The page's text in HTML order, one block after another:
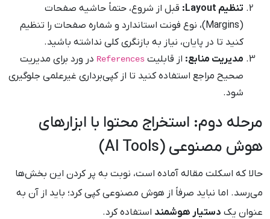
تنظیم Layout:
قبل از شروع، حتماً حاشیه صفحات
(Margins)، نوع فونت استاندارد و شماره صفحات را تنظیم
کنید تا در پایان، نیاز به بازنگری کلی نداشته باشید.
مدیریت منابع: از قابلیت References در ورد برای مدیریت
صحیح مراجع استفاده کنید تا از کپی‌برداری غیرعلمی جلوگیری
شود.
مرحله دوم: استخراج محتوا با ابزارهای
هوش مصنوعی (AI Tools)
حالا که اسکلت مقاله آماده است، نوبت به پر کردن این بخش‌ها
می‌رسد. اما نباید صرفاً از هوش مصنوعی کپی کرد؛ باید از آن به
عنوان یک دستیار هوشمند استفاده کرد.